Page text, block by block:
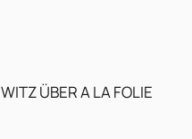
WITZ ÜBER A LA FOLIE